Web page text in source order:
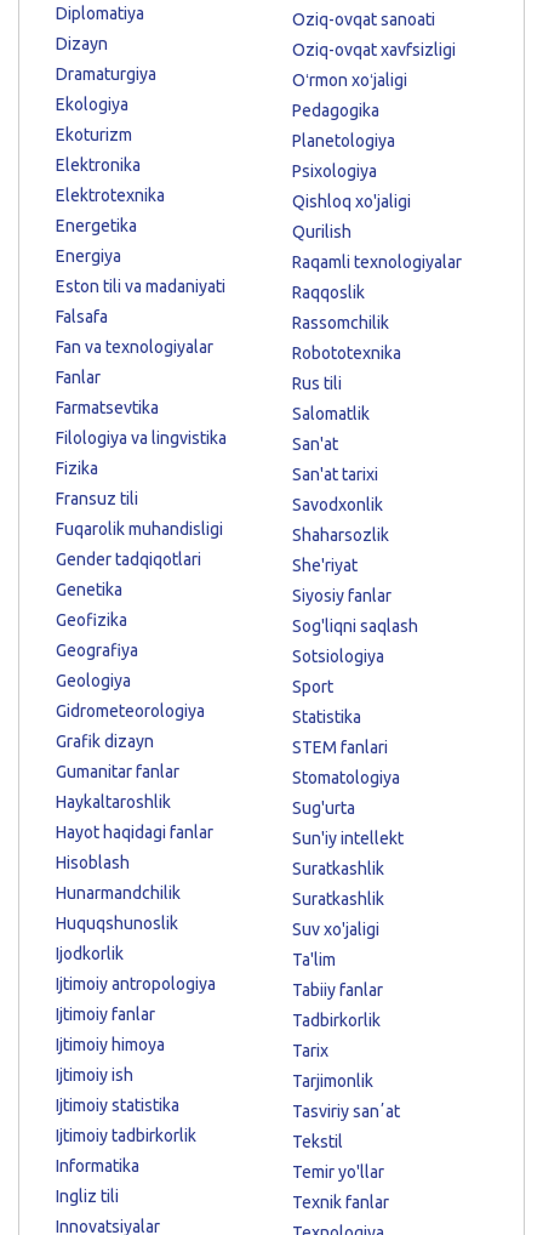
Diplomatiya
Dizayn
Dramaturgiya
Ekologiya
Ekoturizm
Elektronika
Elektrotexnika
Energetika
Energiya
Eston tili va madaniyati
Falsafa
Fan va texnologiyalar
Fanlar
Farmatsevtika
Filologiya va lingvistika
Fizika
Fransuz tili
Fuqarolik muhandisligi
Gender tadqiqotlari
Genetika
Geofizika
Geografiya
Geologiya
Gidrometeorologiya
Grafik dizayn
Gumanitar fanlar
Haykaltaroshlik
Hayot haqidagi fanlar
Hisoblash
Hunarmandchilik
Huquqshunoslik
Ijodkorlik
Ijtimoiy antropologiya
Ijtimoiy fanlar
Ijtimoiy himoya
Ijtimoiy ish
Ijtimoiy statistika
Ijtimoiy tadbirkorlik
Informatika
Ingliz tili
Innovatsiyalar
Oziq-ovqat sanoati
Oziq-ovqat xavfsizligi
Oʻrmon xoʻjaligi
Pedagogika
Planetologiya
Psixologiya
Qishloq xo'jaligi
Qurilish
Raqamli texnologiyalar
Raqqoslik
Rassomchilik
Robototexnika
Rus tili
Salomatlik
San'at
San'at tarixi
Savodxonlik
Shaharsozlik
She'riyat
Siyosiy fanlar
Sog'liqni saqlash
Sotsiologiya
Sport
Statistika
STEM fanlari
Stomatologiya
Sug'urta
Sun'iy intellekt
Suratkashlik
Suratkashlik
Suv xo'jaligi
Ta'lim
Tabiiy fanlar
Tadbirkorlik
Tarix
Tarjimonlik
Tasviriy sanʼat
Tekstil
Temir yo'llar
Texnik fanlar